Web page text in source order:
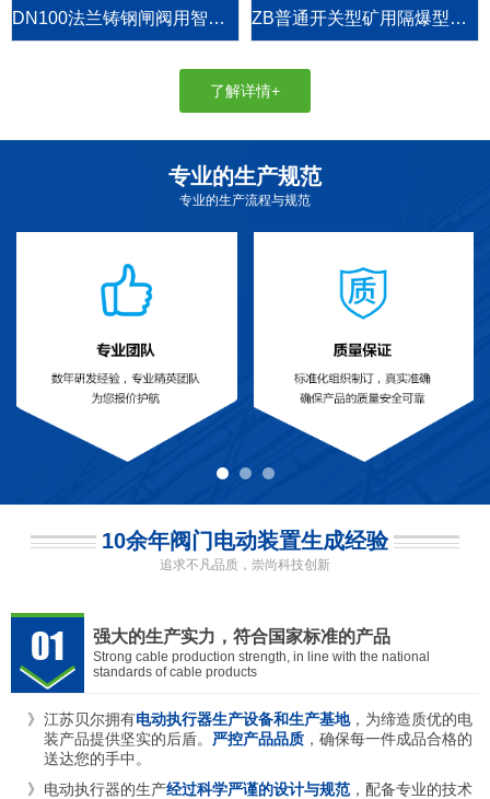
DN100法兰铸钢闸阀用智能整体型阀门电动执行器 ZB普通开关型矿用隔爆型阀门电动执行机构
了解详情+
专业的生产规范
专业的生产流程与规范
10余年阀门电动装置生成经验
追求不凡品质，崇尚科技创新
强大的生产实力，符合国家标准的产品
Strong cable production strength, in line with the national
standards of cable products
江苏贝尔拥有电动执行器生产设备和生产基地，为缔造质优的电
装产品提供坚实的后盾。 严控产品品质 ，确保每一件成品合格的
送达您的手中。
电动执行器的生产经过科学严谨的设计与规范 ，配备专业的技术